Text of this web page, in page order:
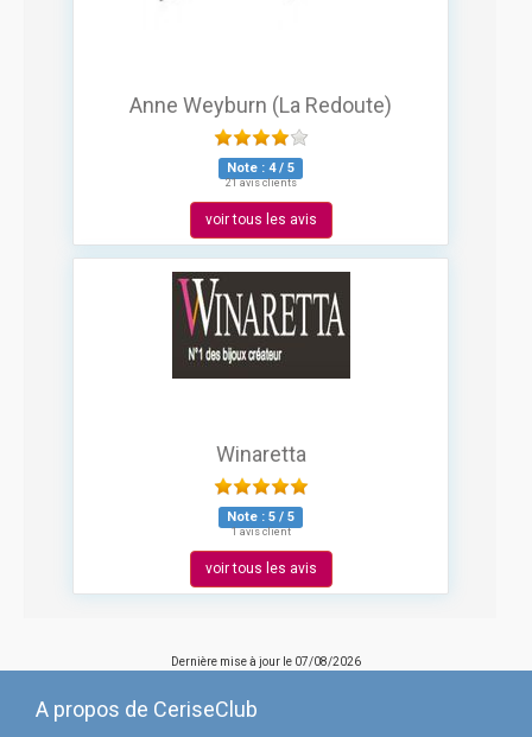
Anne Weyburn (La Redoute)
Note : 4/ 5
21 avis clients
voir tous les avis
Winaretta
Note : 5 / 5
1 avis client
voir tous les avis
Dernière mise à jour le 07/08/2026
A propos de CeriseClub